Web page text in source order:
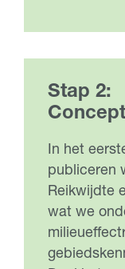
Stap 2:
In het
publiceren
Reikwijdte
wat we